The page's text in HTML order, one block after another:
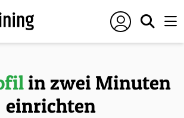
in zwei Minuten
einrichten